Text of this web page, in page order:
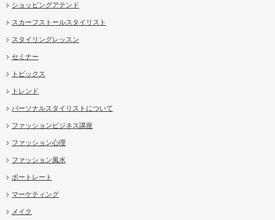
ショッピングアテンド
スカーフストールスタイリスト
スタイリングレッスン
セミナー
トピックス
トレンド
パーソナルスタイリストについて
ファッションビジネス講座
ファッション心理
ファッション風水
ポートレート
マーケティング
メイク